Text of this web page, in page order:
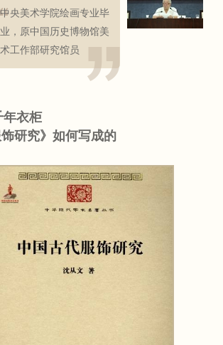
中央美术学院绘画专业毕
业，原中国历史博物馆美
术工作部研究馆员
年衣柜
研究》如何写成的